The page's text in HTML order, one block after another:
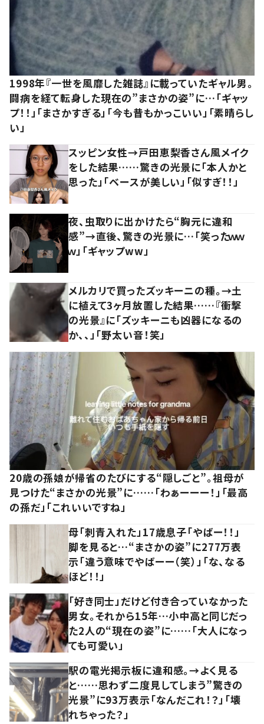
1998年『一世を風靡した雑誌』に載っていたギャル男。
闘病を経て転身した現在の”まさかの姿”に…「ギャッ
プ！！」「まさかすぎる」「今も昔もかっこいい」「素晴らし
い」
スッピン女性→戸田恵梨香さん風メイク
をした結果……驚きの光景に「本人かと
思った」「ベースが美しい」「似すぎ！！」
夜、虫取りに出かけたら“胸元に違和
感”→直後、驚きの光景に…「笑ったｗｗ
ｗ」「ギャップww」
メルカリで買ったズッキーニの種。→土
に植えて3ヶ月放置した結果……『衝撃
の光景』に「ズッキーニも凶器になるの
か、、」「野太い音！笑」
20歳の孫娘が帰省のたびにする“隠しごと”。祖母が
見つけた“まさかの光景”に……「わぁーーー！」「最高
の孫だ」「これいいですね」
母「刺青入れた」17歳息子「やばー！！」
脚を見ると…“まさかの姿”に277万表
示「違う意味でやばーー（笑）」「な、なる
ほど！！」
「好き同士」だけど付き合っていなかった
男女。それから15年…小中高と同じだっ
た2人の“現在の姿”に……「大人になっ
ても可愛い」
駅の電光掲示板に違和感。→よく見る
と……思わず二度見してしまう”驚きの
光景”に93万表示「なんだこれ！？」「壊
れちゃった？」